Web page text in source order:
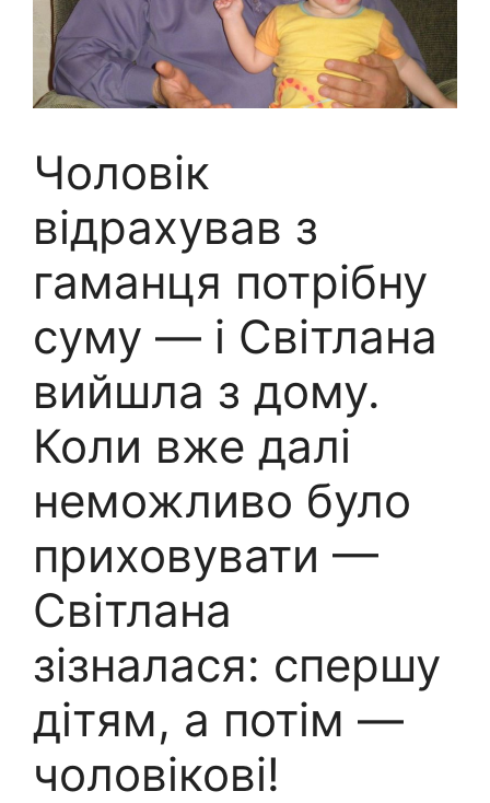
Чоловік
відрахував з
гаманця потрібну
суму — і Світлана
вийшла з дому.
Коли вже далі
неможливо було
приховувати —
Світлана
зізналася: спершу
дітям, а потім —
чоловікові!